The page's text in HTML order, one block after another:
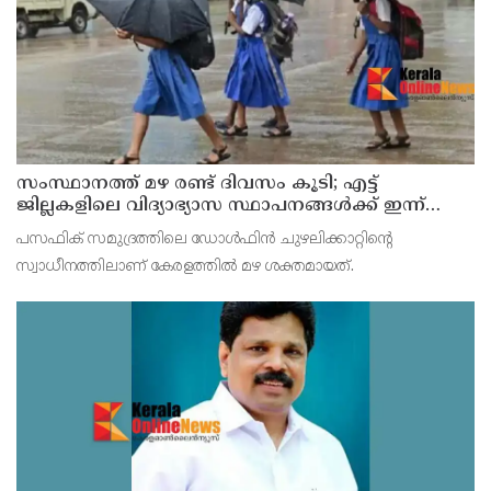
സംസ്ഥാനത്ത് മഴ രണ്ട് ദിവസം കൂടി; എട്ട്
ജില്ലകളിലെ വിദ്യാഭ്യാസ സ്ഥാപനങ്ങള്‍ക്ക് ഇന്ന്
അവധി
പസഫിക് സമുദ്രത്തിലെ ഡോള്‍ഫിന്‍ ചുഴലിക്കാറ്റിന്റെ
സ്വാധീനത്തിലാണ് കേരളത്തില്‍ മഴ ശക്തമായത്.